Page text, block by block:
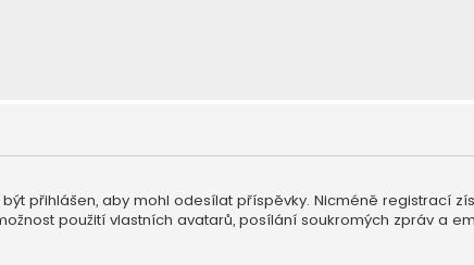
přihlášen, aby mohl odesílat příspěvky. Nicméně registrací
použití vlastních avatarů, posílání soukromých zpráv a